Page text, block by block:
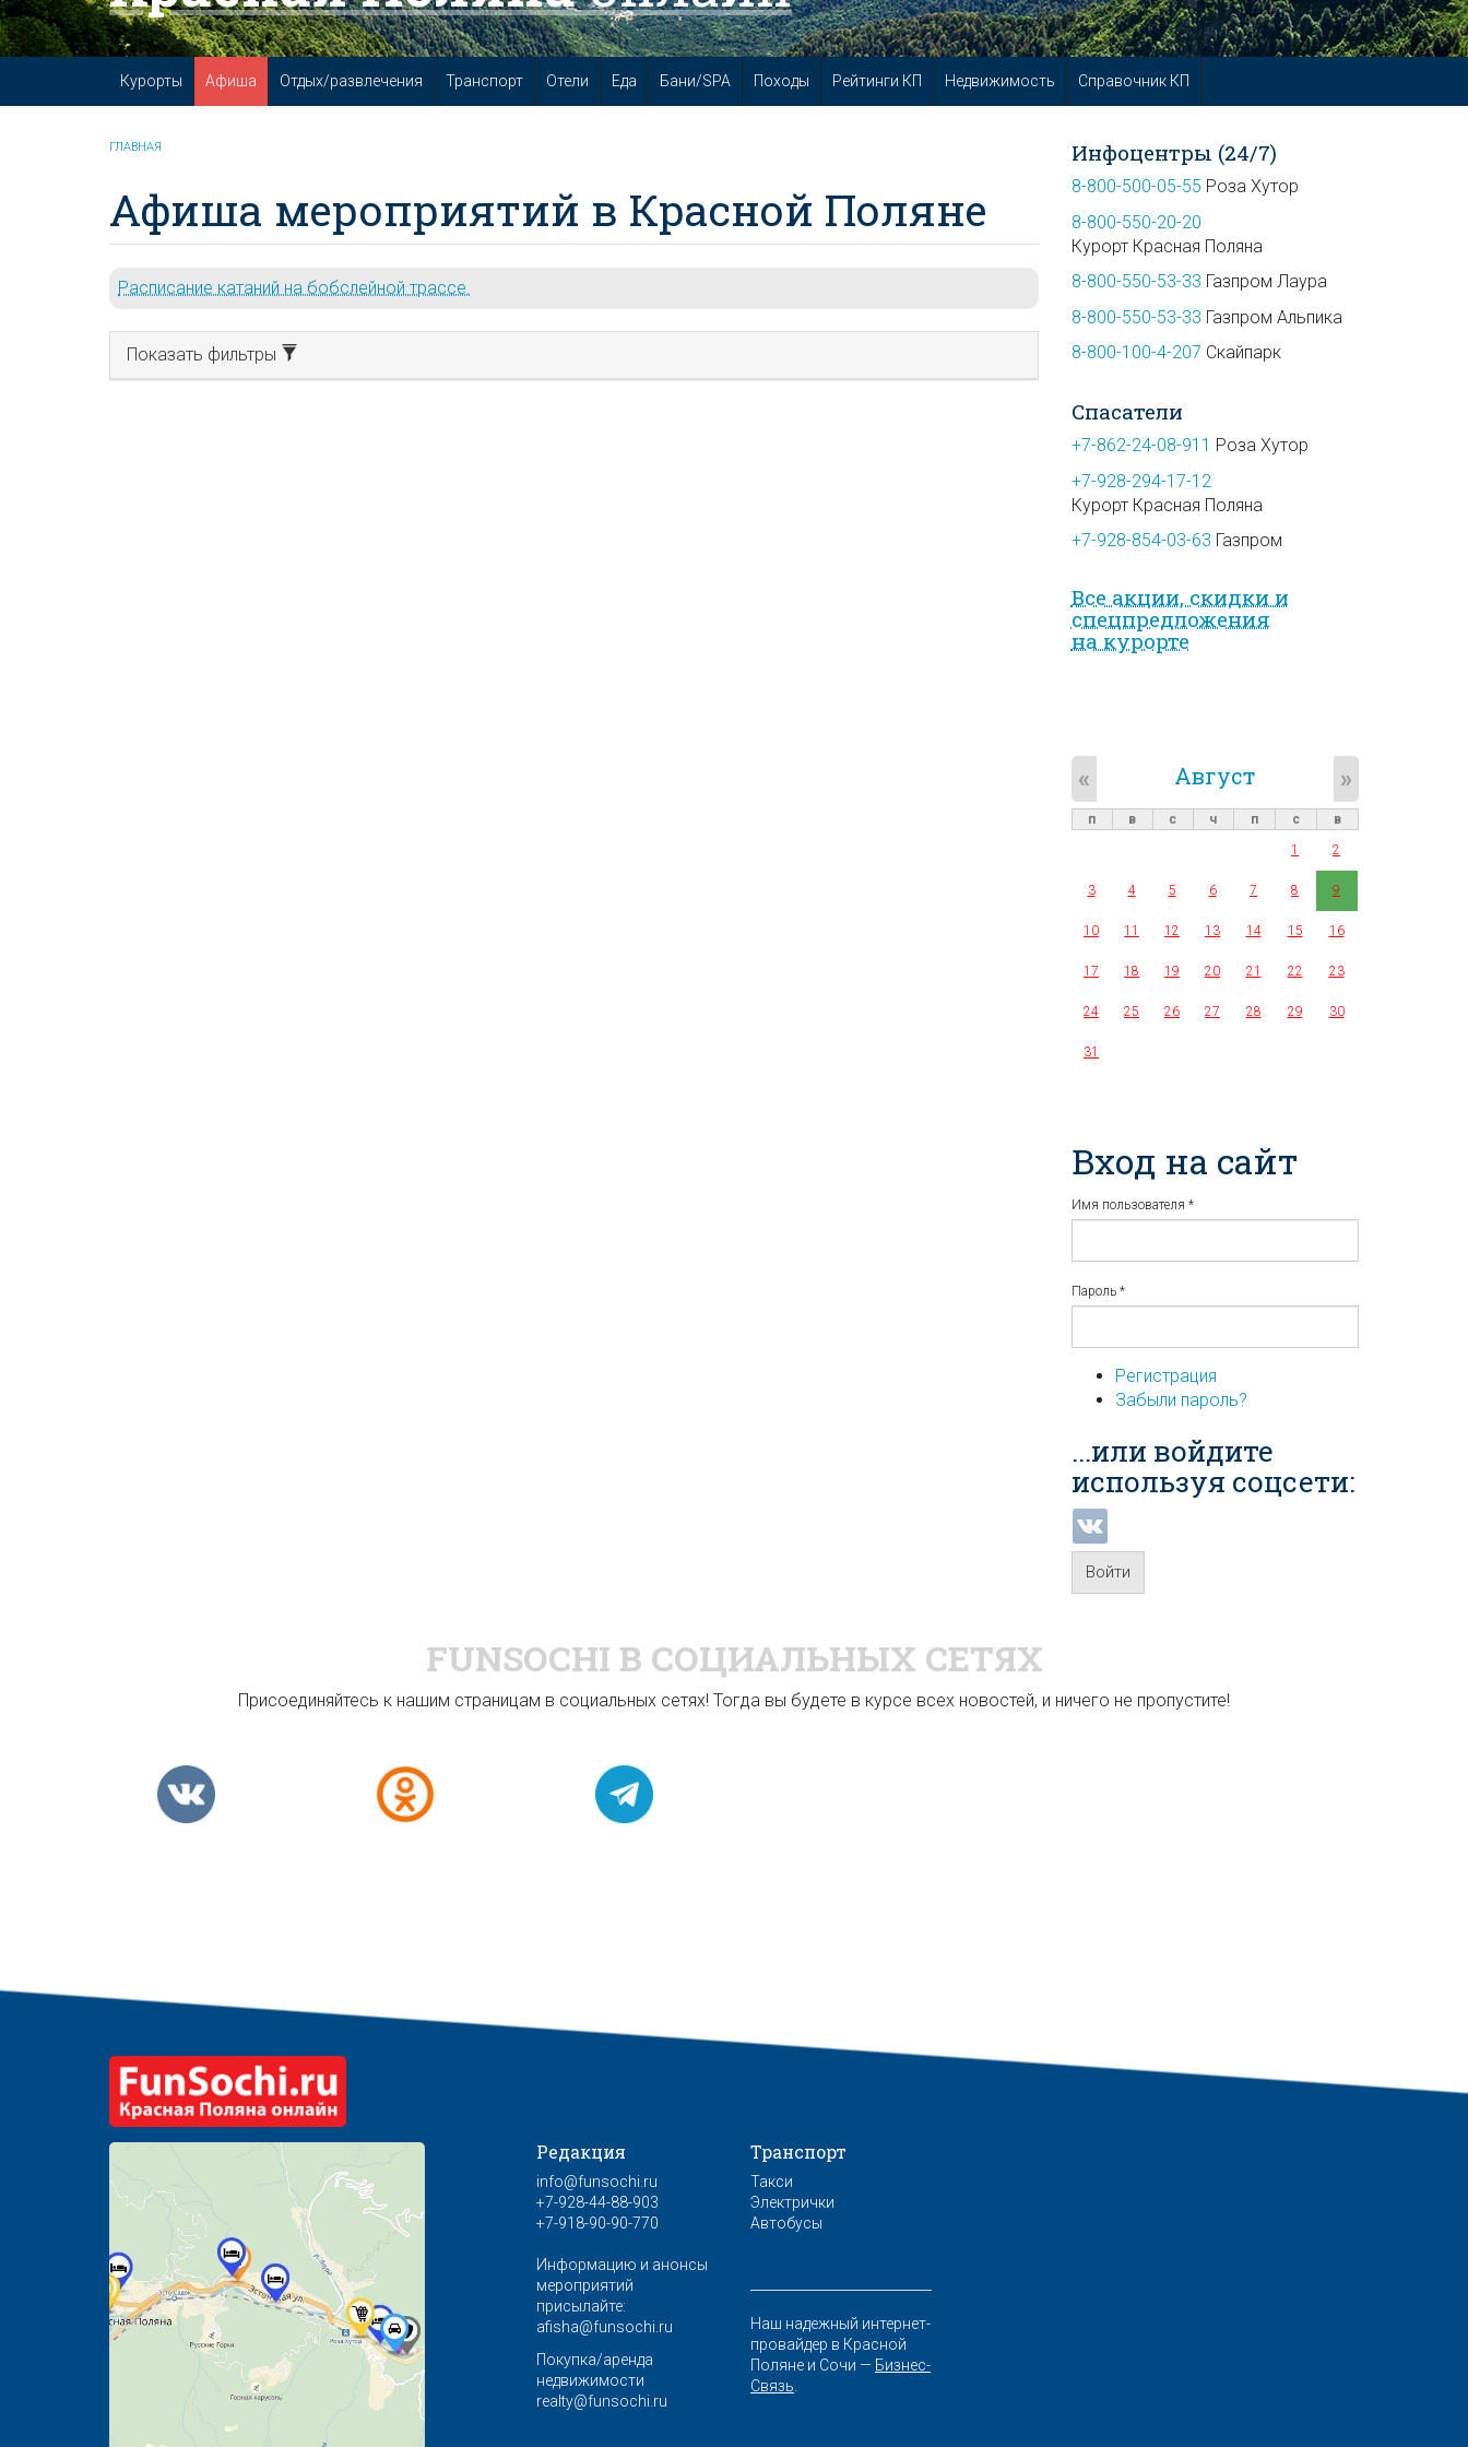
Курорты Афиша Отдых/развлечения Транспорт Отели Еда Бани/SPA Походы Рейтинги КП Недвижимость Справочник КП
ГЛАВНАЯ
Афиша мероприятий в Красной Поляне
Расписание катаний на бобслейной трассе.
Показать фильтры
Инфоцентры (24/7)
8-800-500-05-55 Роза Хутор
8-800-550-20-20
Курорт Красная Поляна
8-800-550-53-33 Газпром Лаура
8-800-550-53-33 Газпром Альпика
8-800-100-4-207 Скайпарк
Спасатели
+7-862-24-08-911 Роза Хутор
+7-928-294-17-12
Курорт Красная Поляна
+7-928-854-03-63 Газпром
Все акции, скидки и
спец­предложе­ния
на курорте
Август
« »
п в с ч п с
в
1
2
3 4 5 6 7 8 9
10 11 12 13 14 15 16
17 18 19 20 21 22 23
24 25 26 27 28 29 30
31
Вход на сайт
Имя пользователя *
Пароль *
Регистрация
Забыли пароль?
...или войдите
используя соцсети:
Войти
FUNSOCHI В СОЦИАЛЬНЫХ СЕТЯХ
Присоединяйтесь к нашим страницам в социальных сетях! Тогда вы будете в курсе всех новостей, и ничего не пропустите!
Редакция
info@funsochi.ru
+7-928-44-88-903
+7-918-90-90-770
Информацию и анонсы
мероприятий
присылайте:
afisha@funsochi.ru
Покупка/аренда
недвижимости
realty@funsochi.ru
Транспорт
Такси
Электрички
Автобусы
Наш надежный интернет-
провайдер в Красной
Поляне и Сочи — Бизнес-
Связь